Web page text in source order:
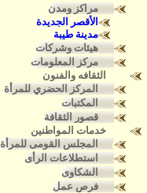
مراكز ومدن
الأقصر الجديدة
مدينة طيبة
هيئات وشركات
مركز المعلومات
الثقافه والفنون
المركز الحضري للمرأة
المكتبات
قصور الثقافة
خدمات المواطنين
المجلس القومى للمرأة
استطلاعات الرأى
الشكاوى
فرص عمل